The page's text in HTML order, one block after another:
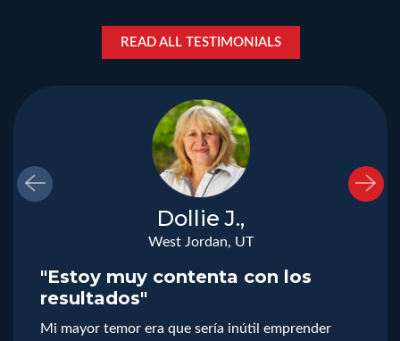
READ ALL TESTIMONIALS
Dollie J.,
West Jordan, UT
"Estoy muy contenta con los
resultados"
Mi mayor temor era que sería inútil emprender